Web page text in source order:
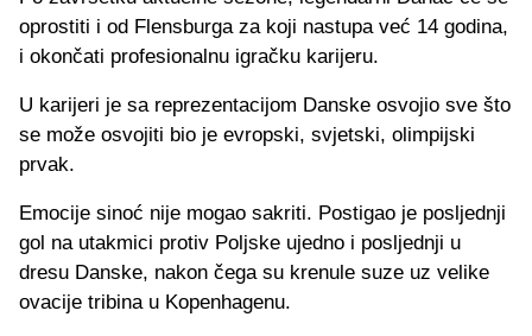
oprostiti i od Flensburga za koji nastupa već 14 godina,
i okončati profesionalnu igračku karijeru.
U karijeri je sa reprezentacijom Danske osvojio sve što
se može osvojiti bio je evropski, svjetski, olimpijski
prvak.
Emocije sinoć nije mogao sakriti. Postigao je posljednji
gol na utakmici protiv Poljske ujedno i posljednji u
dresu Danske, nakon čega su krenule suze uz velike
ovacije tribina u Kopenhagenu.